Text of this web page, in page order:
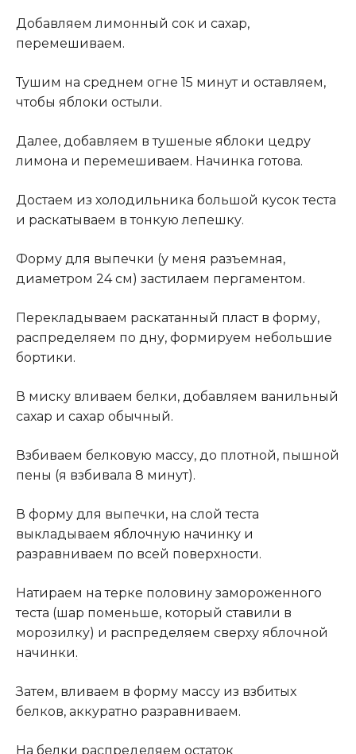
Добавляем лимонный сок и сахар,
перемешиваем.
Тушим на среднем огне 15 минут и оставляем,
чтобы яблоки остыли.
Далее, добавляем в тушеные яблоки цедру
лимона и перемешиваем. Начинка готова.
Достаем из холодильника большой кусок теста
и раскатываем в тонкую лепешку.
Форму для выпечки (у меня разъемная,
диаметром 24 см) застилаем пергаментом.
Перекладываем раскатанный пласт в форму,
распределяем по дну, формируем небольшие
бортики.
В миску вливаем белки, добавляем ванильный
сахар и сахар обычный.
Взбиваем белковую массу, до плотной, пышной
пены (я взбивала 8 минут).
В форму для выпечки, на слой теста
выкладываем яблочную начинку и
разравниваем по всей поверхности.
Натираем на терке половину замороженного
теста (шар поменьше, который ставили в
морозилку) и распределяем сверху яблочной
начинки.
Затем, вливаем в форму массу из взбитых
белков, аккуратно разравниваем.
На белки распределяем остаток